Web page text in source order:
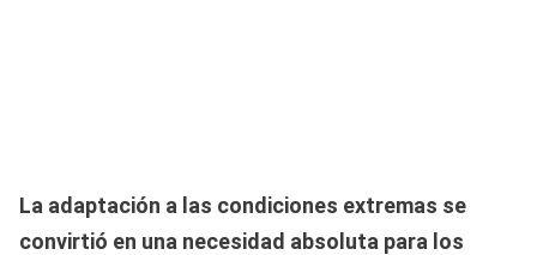
La adaptación a las condiciones extremas se
convirtió en una necesidad absoluta para los